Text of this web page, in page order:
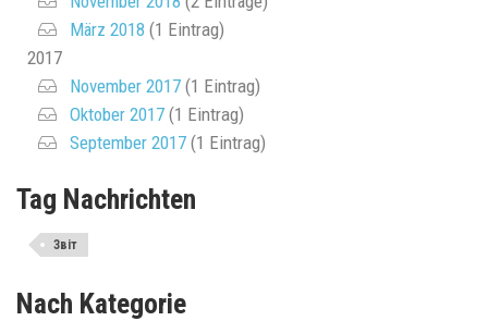
März 2018 (1 Eintrag)
2017
November 2017 (1 Eintrag)
Oktober 2017 (1 Eintrag)
September 2017 (1 Eintrag)
Tag Nachrichten
Звіт
Nach Kategorie